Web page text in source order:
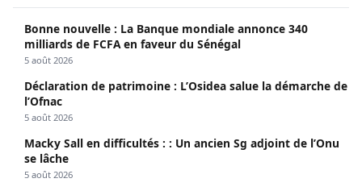
Bonne nouvelle : La Banque mondiale annonce 340
milliards de FCFA en faveur du Sénégal
5 août 2026
Déclaration de patrimoine : L’Osidea salue la démarche de
l’Ofnac
5 août 2026
Macky Sall en difficultés : : Un ancien Sg adjoint de l’Onu
se lâche
5 août 2026